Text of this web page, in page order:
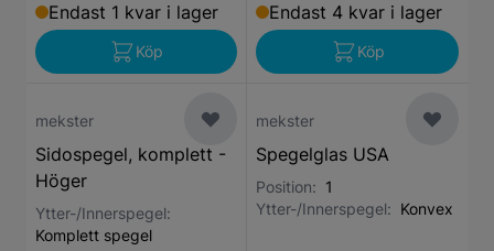
Endast 1 kvar i lager
Köp
Endast 4 kvar i lager
Köp
mekster
Sidospegel, komplett -
Höger
Ytter-/Innerspegel:
Komplett spegel
mekster
Spegelglas USA
Position: 1
Ytter-/Innerspegel: Konvex